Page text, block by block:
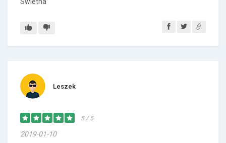
Leszek
5 / 5
2019-01-10